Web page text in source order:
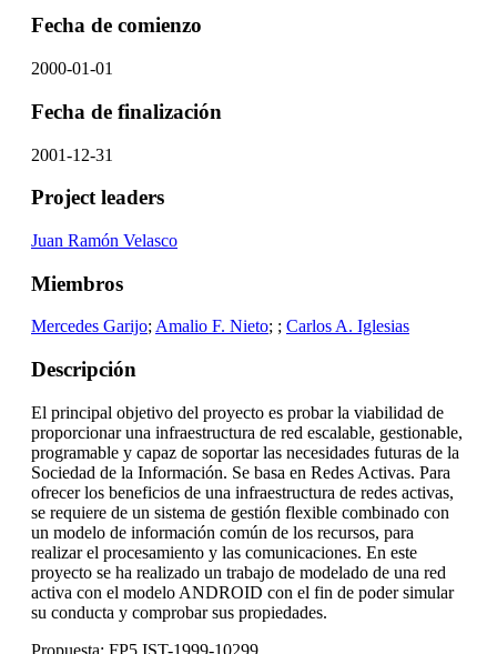
Fecha de comienzo
2000-01-01
Fecha de finalización
2001-12-31
Project leaders
Juan Ramón Velasco
Miembros
Mercedes Garijo;Amalio F. Nieto; ; Carlos A. Iglesias
Descripción
El principal objetivo del proyecto es probar la viabilidad de
proporcionar una infraestructura de red escalable, gestionable,
programable y capaz de soportar las necesidades futuras de la
Sociedad de la Información. Se basa en Redes Activas. Para
ofrecer los beneficios de una infraestructura de redes activas,
se requiere de un sistema de gestión flexible combinado con
un modelo de información común de los recursos, para
realizar el procesamiento y las comunicaciones. En este
proyecto se ha realizado un trabajo de modelado de una red
activa con el modelo ANDROID con el fin de poder simular
su conducta y comprobar sus propiedades.
Propuesta: FP5 IST-1999-10299